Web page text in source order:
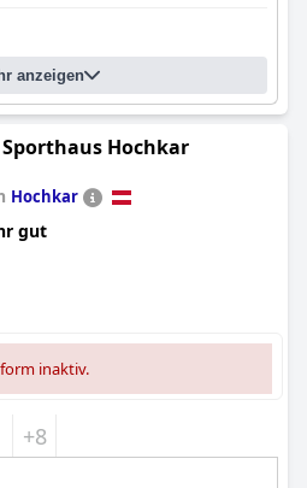
anzeigen
Sporthaus Hochkar
Hochkar
gut
inaktiv.
+8